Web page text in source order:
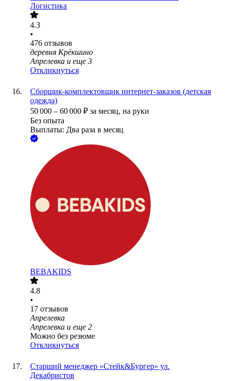
Логистика
4.3
•
476 отзывов
деревня Крёкшино
Апрелевка и еще 3
Откликнуться
Сборщик-комплектовщик интернет-заказов (детская
одежда)
50 000 – 60 000 ₽ за месяц, на руки
Без опыта
Выплаты: Два раза в месяц
BEBAKIDS
4.8
•
17 отзывов
Апрелевка
Апрелевка и еще 2
Можно без резюме
Откликнуться
Старший менеджер «Стейк&Бургер» ул.
Декабристов